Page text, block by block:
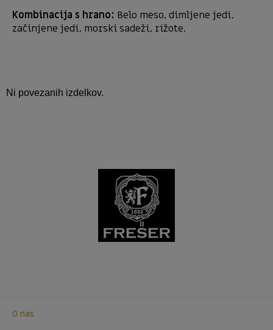
Kombinacija s hrano: Belo meso, dimljene jedi,
začinjene jedi, morski sadeži, rižote.
Ni povezanih izdelkov.
O nas